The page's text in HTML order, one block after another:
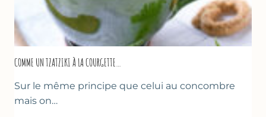
COMME UN TZATZIKI À LA COURGETTE…
Sur le même principe que celui au concombre
mais on…